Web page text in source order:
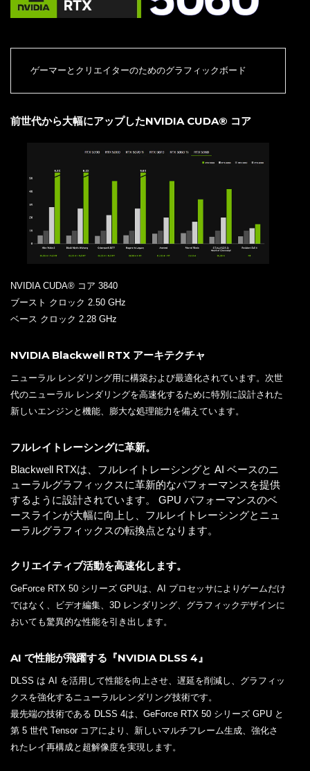
ゲーマーとクリエイターのためのグラフィックボード
前世代から大幅にアップしたNVIDIA CUDA® コア
NVIDIA CUDA® コア 3840
ブースト クロック 2.50 GHz
ベース クロック 2.28 GHz
NVIDIA Blackwell RTX アーキテクチャ
ニューラル レンダリング用に構築および最適化されています。次世
代のニューラル レンダリングを高速化するために特別に設計された
新しいエンジンと機能、膨大な処理能力を備えています。
フルレイトレーシングに革新。
Blackwell RTXは、フルレイトレーシングと AI ベースのニ
ューラルグラフィックスに革新的なパフォーマンスを提供
するように設計されています。 GPU パフォーマンスのベ
ースラインが大幅に向上し、フルレイトレーシングとニュ
ーラルグラフィックスの転換点となります。
クリエイティブ活動を高速化します。
GeForce RTX 50 シリーズ GPUは、AI プロセッサによりゲームだけ
ではなく、ビデオ編集、3D レンダリング、グラフィックデザインに
おいても驚異的な性能を引き出します。
AI で性能が飛躍する『NVIDIA DLSS 4』
DLSS は AI を活用して性能を向上させ、遅延を削減し、グラフィッ
クスを強化するニューラルレンダリング技術です。
最先端の技術である DLSS 4は、GeForce RTX 50 シリーズ GPU と
第 5 世代 Tensor コアにより、新しいマルチフレーム生成、強化さ
れたレイ再構成と超解像度を実現します。